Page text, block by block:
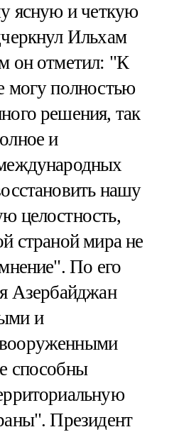
ясную и четкую
Ильхам
он отметил: "К
могу полностью
решения, так
и
нашу
целостность,
страной мира не
По его
Азербайджан
и
способны
Президент